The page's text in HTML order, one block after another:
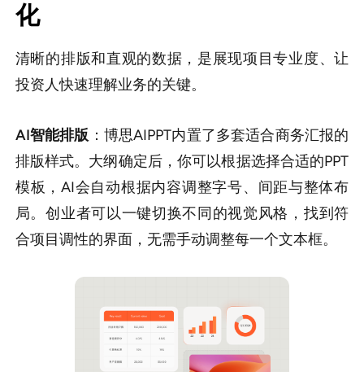
化
清晰的排版和直观的数据，是展现项目专业度、让
投资人快速理解业务的关键。
AI智能排版 ：博思AIPPT内置了多套适合商务汇报的
排版样式。大纲确定后，你可以根据选择合适的PPT
模板，AI会自动根据内容调整字号、间距与整体布
局。创业者可以一键切换不同的视觉风格，找到符
合项目调性的界面，无需手动调整每一个文本框。